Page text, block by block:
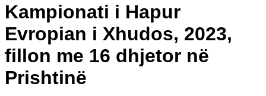
Kampionati i Hapur
Evropian i Xhudos, 2023,
fillon me 16 dhjetor në
Prishtinë